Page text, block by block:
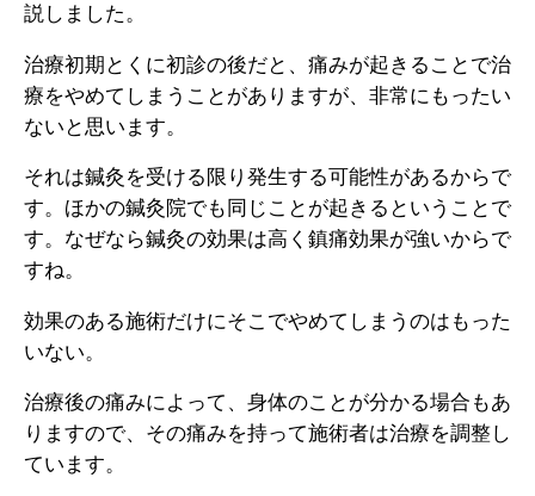
説しました。
治療初期とくに初診の後だと、痛みが起きることで治
療をやめてしまうことがありますが、非常にもったい
ないと思います。
それは鍼灸を受ける限り発生する可能性があるからで
す。ほかの鍼灸院でも同じことが起きるということで
す。なぜなら鍼灸の効果は高く鎮痛効果が強いからで
すね。
効果のある施術だけにそこでやめてしまうのはもった
いない。
治療後の痛みによって、身体のことが分かる場合もあ
りますので、その痛みを持って施術者は治療を調整し
ています。